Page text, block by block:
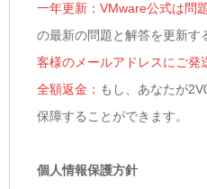
一年更新：VMware公式は問
の最新の問題と解答を更新
客様のメールアドレスにご発
全額返金： もし、あなたが
保障することができます。
個人情報保護方針